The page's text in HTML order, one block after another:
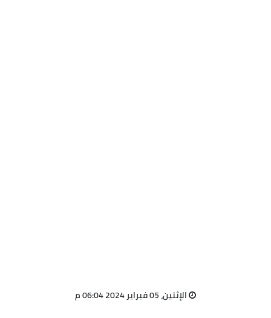
الإثنين، 05 فبراير 2024 06:04 م